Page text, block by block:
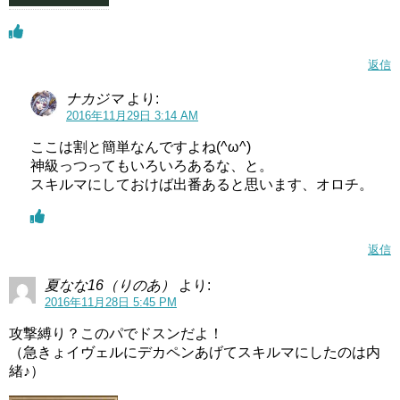
返信
ナカジマ より:
2016年11月29日 3:14 AM
ここは割と簡単なんですよね(^ω^)
神級っつってもいろいろあるな、と。
スキルマにしておけば出番あると思います、オロチ。
返信
夏なな16（りのあ） より:
2016年11月28日 5:45 PM
攻撃縛り？このパでドスンだよ！
（急きょイヴェルにデカペンあげてスキルマにしたのは内
緒♪）